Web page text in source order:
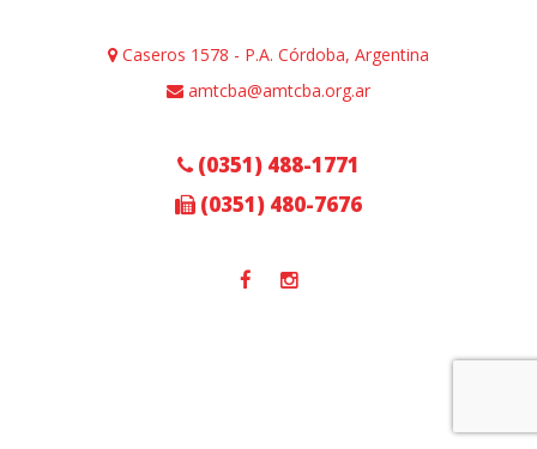
Caseros 1578 - P.A. Córdoba, Argentina
amtcba@amtcba.org.ar
(0351) 488-1771
(0351) 480-7676